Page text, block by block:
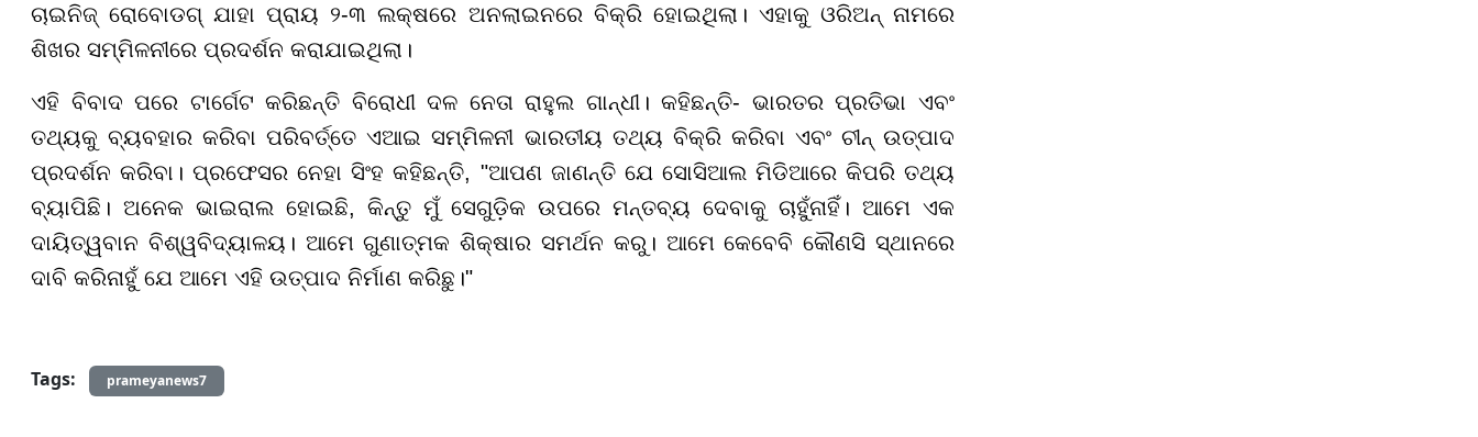
ଚାଇନିଜ୍ ରୋବୋଡଗ୍ ଯାହା ପ୍ରାୟ ୨-୩ ଲକ୍ଷରେ ଅନଲାଇନରେ ବିକ୍ରି ହୋଇଥିଲା। ଏହାକୁ ଓରିଅନ୍ ନାମରେ
ଶିଖର ସମ୍ମିଳନୀରେ ପ୍ରଦର୍ଶନ କରାଯାଇଥିଲା।
ଏହି ବିବାଦ ପରେ ଟାର୍ଗେଟ କରିଛନ୍ତି ବିରୋଧୀ ଦଳ ନେତା ରାହୁଲ ଗାନ୍ଧୀ। କହିଛନ୍ତି- ଭାରତର ପ୍ରତିଭା ଏବଂ
ତଥ୍ୟକୁ ବ୍ୟବହାର କରିବା ପରିବର୍ତ୍ତେ ଏଆଇ ସମ୍ମିଳନୀ ଭାରତୀୟ ତଥ୍ୟ ବିକ୍ରି କରିବା ଏବଂ ଚୀନ୍ ଉତ୍ପାଦ
ପ୍ରଦର୍ଶନ କରିବା। ପ୍ରଫେସର ନେହା ସିଂହ କହିଛନ୍ତି, "ଆପଣ ଜାଣନ୍ତି ଯେ ସୋସିଆଲ ମିଡିଆରେ କିପରି ତଥ୍ୟ
ବ୍ୟାପିଛି। ଅନେକ ଭାଇରାଲ ହୋଇଛି, କିନ୍ତୁ ମୁଁ ସେଗୁଡ଼ିକ ଉପରେ ମନ୍ତବ୍ୟ ଦେବାକୁ ଚାହୁଁନାହିଁ। ଆମେ ଏକ
ଦାୟିତ୍ୱବାନ ବିଶ୍ୱବିଦ୍ୟାଳୟ। ଆମେ ଗୁଣାତ୍ମକ ଶିକ୍ଷାର ସମର୍ଥନ କରୁ। ଆମେ କେବେବି କୌଣସି ସ୍ଥାନରେ
ଦାବି କରିନାହୁଁ ଯେ ଆମେ ଏହି ଉତ୍ପାଦ ନିର୍ମାଣ କରିଛୁ।"
Tags: prameyanews7